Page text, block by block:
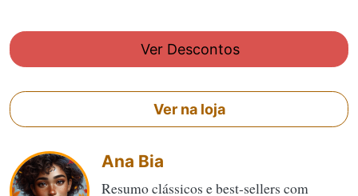
Ver Descontos
Ver na loja
Ana Bia
Resumo clássicos e best-sellers com